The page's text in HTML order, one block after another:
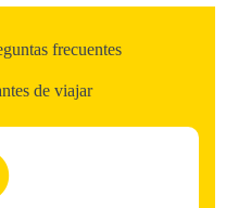
frecuentes
de viajar